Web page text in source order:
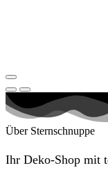
Über Sternschnuppe
Ihr Deko-Shop mit